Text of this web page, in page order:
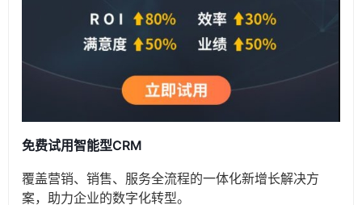
免费试用智能型CRM
覆盖营销、销售、服务全流程的一体化新增长解决方
案，助力企业的数字化转型。